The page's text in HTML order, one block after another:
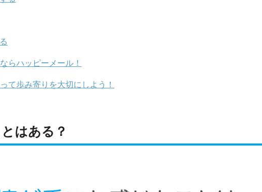
らハッピーメール！
て歩み寄りを大切にしよう！
はある？